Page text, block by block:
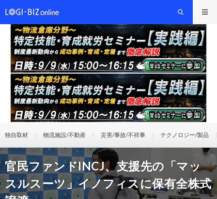
独自取材 物流施設/不動産 災害/事故/不祥事 テクノロジー/製品
官民ファンドINCJ、支援先の「マッ
スルスーツ」イノフィスに保有全株式